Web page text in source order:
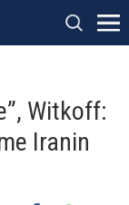
Witkoff:
Iranin